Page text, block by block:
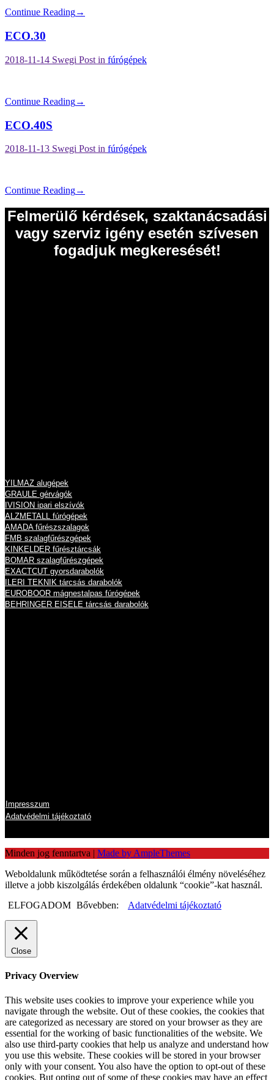
Continue Reading→
ECO.30
2018-11-14 Swegi Post in fúrógépek
Continue Reading→
ECO.40S
2018-11-13 Swegi Post in fúrógépek
Continue Reading→
Felmerülő kérdések, szaktanácsadási
vagy szerviz igény esetén szívesen
fogadjuk megkeresését!
YILMAZ alugépek
GRAULE gérvágók
IVISION ipari elszívók
ALZMETALL fúrógépek
AMADA fűrészszalagok
FMB szalagfűrészgépek
KINKELDER fűrésztárcsák
BOMAR szalagfűrészgépek
EXACTCUT gyorsdarabolók
ILERI TEKNIK tárcsás darabolók
EUROBOOR mágnestalpas fúrógépek
BEHRINGER EISELE tárcsás darabolók
Impresszum
Adatvédelmi tájékoztató
Minden jog fenntartva | Made by AmpleThemes
Weboldalunk működtetése során a felhasználói élmény növeléséhez
illetve a jobb kiszolgálás érdekében oldalunk “cookie”-kat használ.
ELFOGADOM Bővebben: Adatvédelmi tájékoztató
Close
Privacy Overview
This website uses cookies to improve your experience while you
navigate through the website. Out of these cookies, the cookies that
are categorized as necessary are stored on your browser as they are
essential for the working of basic functionalities of the website. We
also use third-party cookies that help us analyze and understand how
you use this website. These cookies will be stored in your browser
only with your consent. You also have the option to opt-out of these
cookies. But opting out of some of these cookies may have an effect